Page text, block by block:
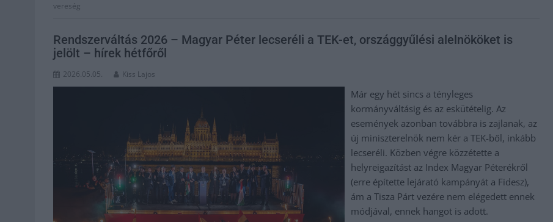
vereség
Rendszerváltás 2026 – Magyar Péter lecseréli a TEK-et, országgyűlési alelnököket is
jelölt – hírek hétfőről
2026.05.05. Kiss Lajos
Már egy hét sincs a tényleges
kormányváltásig és az eskütételig. Az
események azonban továbbra is zajlanak, az
új miniszterelnök nem kér a TEK-ből, inkább
lecseréli. Közben végre közzétette a
helyreigazítást az Index Magyar Péterékről
(erre építette lejárató kampányát a Fidesz),
ám a Tisza Párt vezére nem elégedett ennek
módjával, ennek hangot is adott.